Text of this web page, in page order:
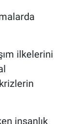
ilkelerini
insanlık